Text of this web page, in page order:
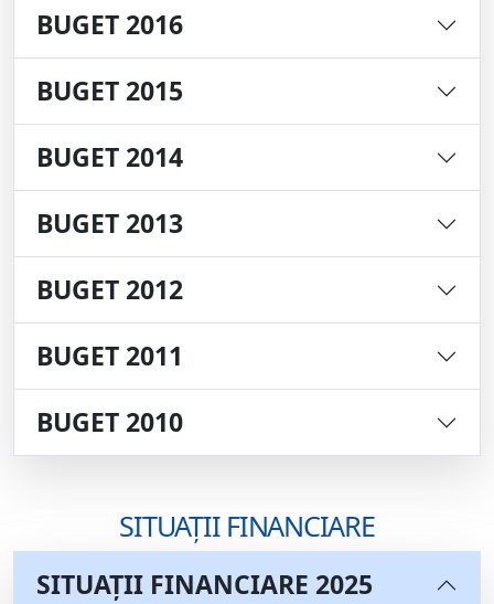
BUGET 2016
BUGET 2015
BUGET 2014
BUGET 2013
BUGET 2012
BUGET 2011
BUGET 2010
SITUAȚII FINANCIARE
SITUAȚII FINANCIARE 2025